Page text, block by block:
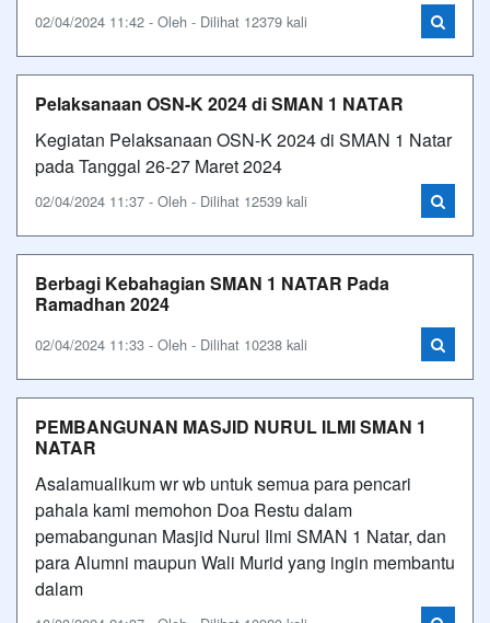
02/04/2024 11:42 - Oleh - Dilihat 12379 kali
Pelaksanaan OSN-K 2024 di SMAN 1 NATAR
Kegiatan Pelaksanaan OSN-K 2024 di SMAN 1 Natar
pada Tanggal 26-27 Maret 2024
02/04/2024 11:37 - Oleh - Dilihat 12539 kali
Berbagi Kebahagian SMAN 1 NATAR Pada
Ramadhan 2024
02/04/2024 11:33 - Oleh - Dilihat 10238 kali
PEMBANGUNAN MASJID NURUL ILMI SMAN 1
NATAR
Asalamualikum wr wb untuk semua para pencari
pahala kami memohon Doa Restu dalam
pemabangunan Masjid Nurul Ilmi SMAN 1 Natar, dan
para Alumni maupun Wali Murid yang ingin membantu
dalam